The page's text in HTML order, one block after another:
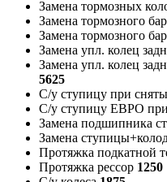
Замена тормозных
Замена тормозного
Замена тормозного
Замена упл. колец
Замена упл. колец
5625
С/у ступицу при
С/у ступицу ЕВРО при
Замена подшипника
Замена
Протяжка подкатной
Протяжка рессор 1250